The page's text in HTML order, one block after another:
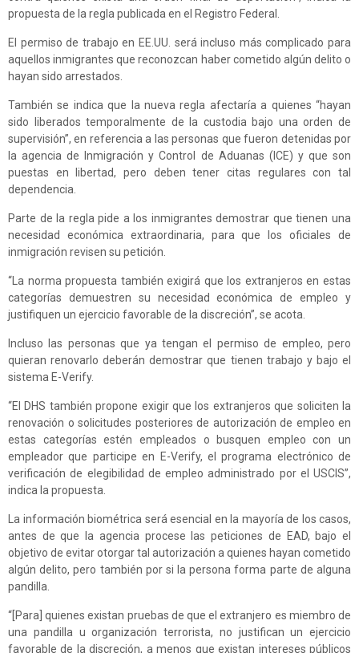
propuesta de la regla publicada en el Registro Federal.
El permiso de trabajo en EE.UU. será incluso más complicado para
aquellos inmigrantes que reconozcan haber cometido algún delito o
hayan sido arrestados.
También se indica que la nueva regla afectaría a quienes “hayan
sido liberados temporalmente de la custodia bajo una orden de
supervisión”, en referencia a las personas que fueron detenidas por
la agencia de Inmigración y Control de Aduanas (ICE) y que son
puestas en libertad, pero deben tener citas regulares con tal
dependencia.
Parte de la regla pide a los inmigrantes demostrar que tienen una
necesidad económica extraordinaria, para que los oficiales de
inmigración revisen su petición.
“La norma propuesta también exigirá que los extranjeros en estas
categorías demuestren su necesidad económica de empleo y
justifiquen un ejercicio favorable de la discreción”, se acota.
Incluso las personas que ya tengan el permiso de empleo, pero
quieran renovarlo deberán demostrar que tienen trabajo y bajo el
sistema E-Verify.
“El DHS también propone exigir que los extranjeros que soliciten la
renovación o solicitudes posteriores de autorización de empleo en
estas categorías estén empleados o busquen empleo con un
empleador que participe en E-Verify, el programa electrónico de
verificación de elegibilidad de empleo administrado por el USCIS”,
indica la propuesta.
La información biométrica será esencial en la mayoría de los casos,
antes de que la agencia procese las peticiones de EAD, bajo el
objetivo de evitar otorgar tal autorización a quienes hayan cometido
algún delito, pero también por si la persona forma parte de alguna
pandilla.
“[Para] quienes existan pruebas de que el extranjero es miembro de
una pandilla u organización terrorista, no justifican un ejercicio
favorable de la discreción, a menos que existan intereses públicos